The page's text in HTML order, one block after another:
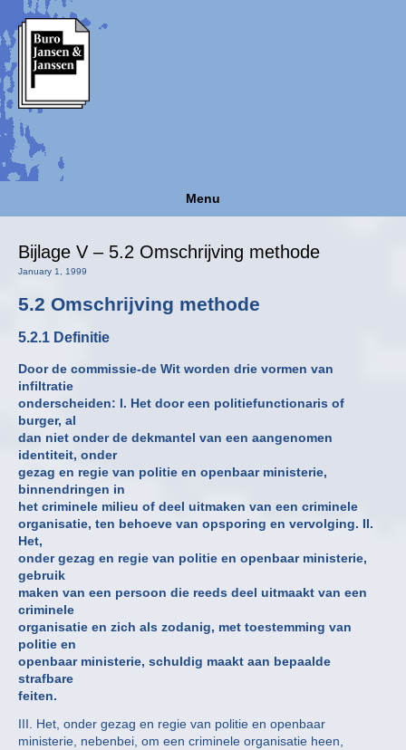
Menu
Bijlage V – 5.2 Omschrijving methode
January 1, 1999
5.2 Omschrijving methode
5.2.1 Definitie
Door de commissie-de Wit worden drie vormen van
infiltratie
onderscheiden: I. Het door een politiefunctionaris of
burger, al
dan niet onder de dekmantel van een aangenomen
identiteit, onder
gezag en regie van politie en openbaar ministerie,
binnendringen in
het criminele milieu of deel uitmaken van een criminele
organisatie, ten behoeve van opsporing en vervolging. II.
Het,
onder gezag en regie van politie en openbaar ministerie,
gebruik
maken van een persoon die reeds deel uitmaakt van een
criminele
organisatie en zich als zodanig, met toestemming van
politie en
openbaar ministerie, schuldig maakt aan bepaalde
strafbare
feiten.
III. Het, onder gezag en regie van politie en openbaar
ministerie, nebenbei, om een criminele organisatie heen,